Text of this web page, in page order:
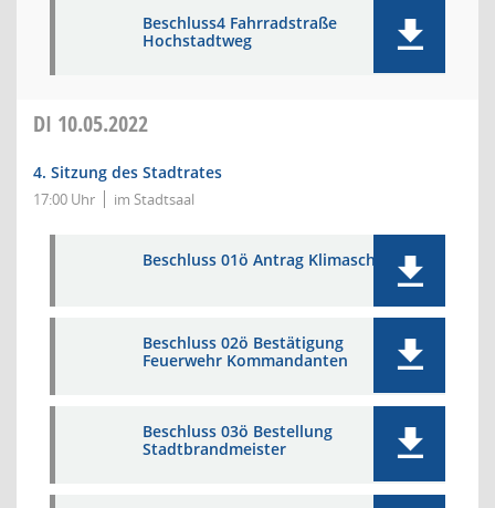
Beschluss4 Fahrradstraße
Hochstadtweg
DI 10.05.2022
4. Sitzung des Stadtrates
17:00 Uhr im Stadtsaal
Beschluss 01ö Antrag Klimaschutz
Beschluss 02ö Bestätigung
Feuerwehr Kommandanten
Beschluss 03ö Bestellung
Stadtbrandmeister